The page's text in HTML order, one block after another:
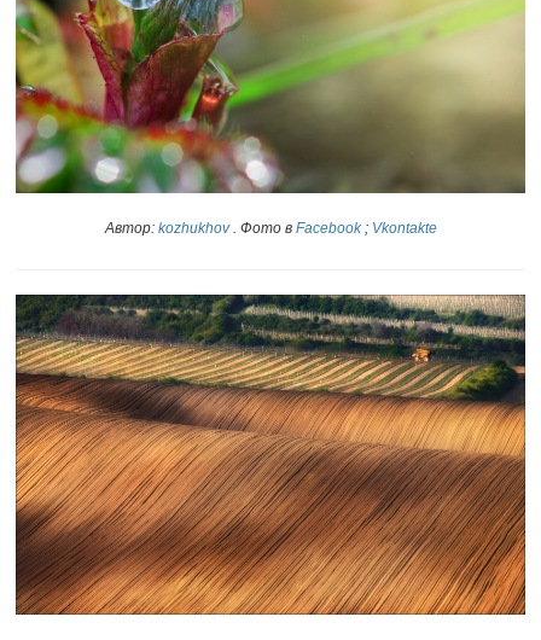
Автор: kozhukhov . Фото в Facebook ; Vkontakte